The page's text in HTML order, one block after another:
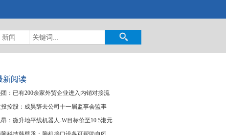
新闻
新阅读
：已有200余家外贸企业进入内销对接流
控股：成昊辞去公司十一届监事会监事
昂：微升地平线机器人-W目标价至10.5港元